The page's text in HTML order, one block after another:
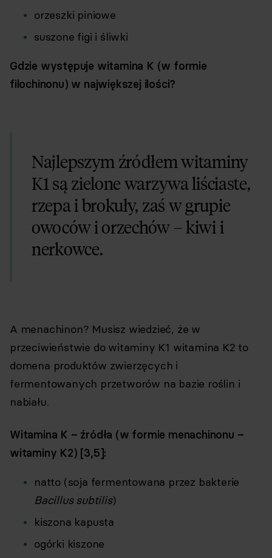
orzeszki piniowe
suszone figi i śliwki
Gdzie występuje witamina K (w formie
filochinonu) w największej ilości?
Najlepszym źródłem witaminy
K1 są zielone warzywa liściaste,
rzepa i brokuły, zaś w grupie
owoców i orzechów – kiwi i
nerkowce.
A menachinon? Musisz wiedzieć, że w
przeciwieństwie do witaminy K1 witamina K2 to
domena produktów zwierzęcych i
fermentowanych przetworów na bazie roślin i
nabiału.
Witamina K – źródła (w formie menachinonu –
witaminy K2) [3,5]:
natto (soja fermentowana przez bakterie
Bacillus subtilis)
kiszona kapusta
ogórki kiszone